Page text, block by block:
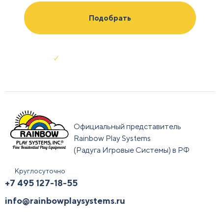
Официальный представитель
Rainbow Play Systems
(Радуга Игровые Системы) в РФ
Круглосуточно
+7 495 127-18-55
info@rainbowplaysystems.ru